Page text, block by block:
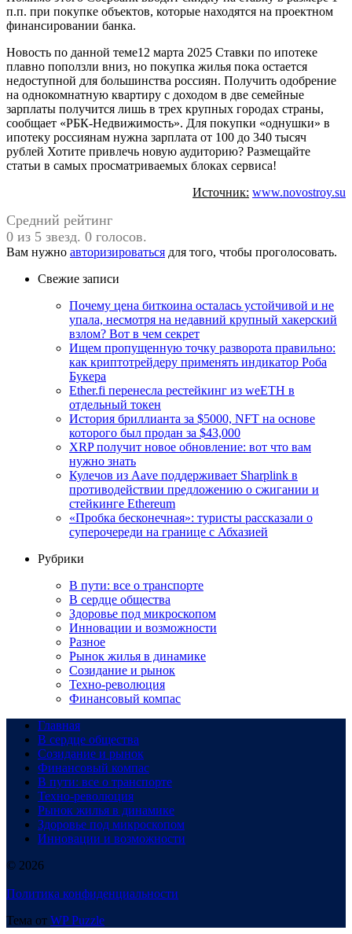
п.п. при покупке объектов, которые находятся на проектном
финансировании банка.
Новость по данной теме12 марта 2025 Ставки по ипотеке
плавно поползли вниз, но покупка жилья пока остается
недоступной для большинства россиян. Получить одобрение
на однокомнатную квартиру с доходом в две семейные
зарплаты получится лишь в трех крупных городах страны,
сообщает «РБК-Недвижимость». Для покупки «однушки» в
ипотеку россиянам нужна зарплата от 100 до 340 тысяч
рублей Хотите привлечь новую аудиторию? Размещайте
статьи в самых просматриваемых блоках сервиса!
Источник: www.novostroy.su
Средний рейтинг
0 из 5 звезд. 0 голосов.
Вам нужно авторизироваться для того, чтобы проголосовать.
Свежие записи
Почему цена биткоина осталась устойчивой и не
упала, несмотря на недавний крупный хакерский
взлом? Вот в чем секрет
Ищем пропущенную точку разворота правильно:
как криптотрейдеру применять индикатор Роба
Букера
Ether.fi перенесла рестейкинг из weETH в
отдельный токен
История бриллианта за $5000, NFT на основе
которого был продан за $43,000
XRP получит новое обновление: вот что вам
нужно знать
Кулечов из Aave поддерживает Sharplink в
противодействии предложению о сжигании и
стейкинге Ethereum
«Пробка бесконечная»: туристы рассказали о
суперочереди на границе с Абхазией
Рубрики
В пути: все о транспорте
В сердце общества
Здоровье под микроскопом
Инновации и возможности
Разное
Рынок жилья в динамике
Созидание и рынок
Техно-революция
Финансовый компас
Главная
В сердце общества
Созидание и рынок
Финансовый компас
В пути: все о транспорте
Техно-революция
Рынок жилья в динамике
Здоровье под микроскопом
Инновации и возможности
© 2026
Политика конфиденциальности
Тема от WP Puzzle